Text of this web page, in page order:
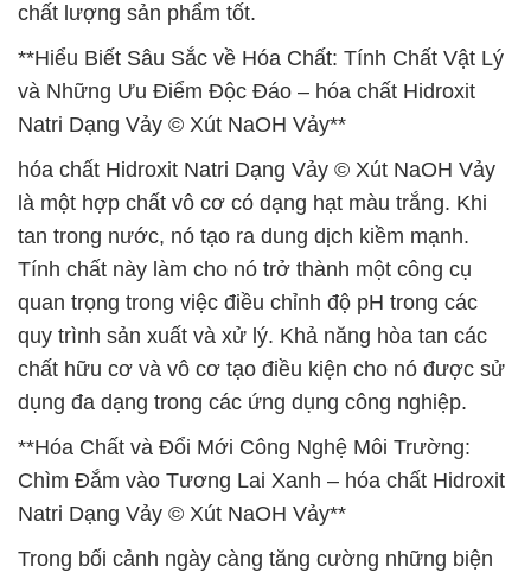
chất lượng sản phẩm tốt.
**Hiểu Biết Sâu Sắc về Hóa Chất: Tính Chất Vật Lý
và Những Ưu Điểm Độc Đáo – hóa chất Hidroxit
Natri Dạng Vảy © Xút NaOH Vảy**
hóa chất Hidroxit Natri Dạng Vảy © Xút NaOH Vảy
là một hợp chất vô cơ có dạng hạt màu trắng. Khi
tan trong nước, nó tạo ra dung dịch kiềm mạnh.
Tính chất này làm cho nó trở thành một công cụ
quan trọng trong việc điều chỉnh độ pH trong các
quy trình sản xuất và xử lý. Khả năng hòa tan các
chất hữu cơ và vô cơ tạo điều kiện cho nó được sử
dụng đa dạng trong các ứng dụng công nghiệp.
**Hóa Chất và Đổi Mới Công Nghệ Môi Trường:
Chìm Đắm vào Tương Lai Xanh – hóa chất Hidroxit
Natri Dạng Vảy © Xút NaOH Vảy**
Trong bối cảnh ngày càng tăng cường những biện